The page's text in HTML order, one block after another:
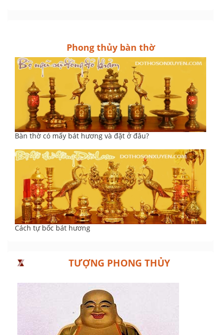
Phong thủy bàn thờ
Bàn thờ có mấy bát hương và đặt ở đâu?
Cách tự bốc bát hương
TƯỢNG PHONG THỦY